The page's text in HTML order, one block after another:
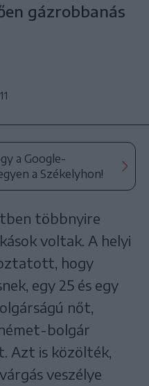
gázrobbanás
a Google-
a Székelyhon!
többnyire
voltak. A helyi
hogy
egy 25 és egy
nőt,
bolgár
Azt is közölték,
veszélye